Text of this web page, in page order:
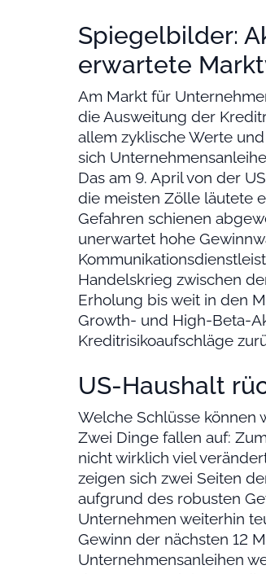
Spiegelbilder:
erwartete
Am Markt für
die Ausweitung der
allem zyklische Werte
sich
Das am 9. April von der
die meisten Zölle läutete
Gefahren schienen
unerwartet hohe
Handelskrieg zwischen
Erholung bis weit in den
Growth- und High-Beta-
Kreditrisikoaufschläge
US-Haushalt
Welche Schlüsse können
Zwei Dinge fallen auf:
nicht wirklich viel
zeigen sich zwei Seiten
aufgrund des robusten
Unternehmen weiterhin
Gewinn der nächsten 12
Unternehmensanleihen